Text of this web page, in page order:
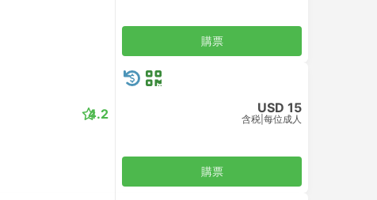
購票
4.2 USD 15
含税 每位成人
購票